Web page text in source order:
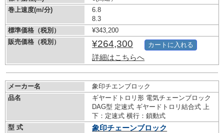
巻上速度(m/分)
6.8
8.3
標準価格（税別）
¥343,200
販売価格（税別）
¥264,300
詳細はこちらへ
カートに入れる
メーカー名
象印チエンブロック
品名
ギヤードトロリ形 電気チェーンブロック
DAG型 定速式 ギヤードトロリ結合式 上
下：定速式 横行：鎖動式
型 式
象印チェーンブロック